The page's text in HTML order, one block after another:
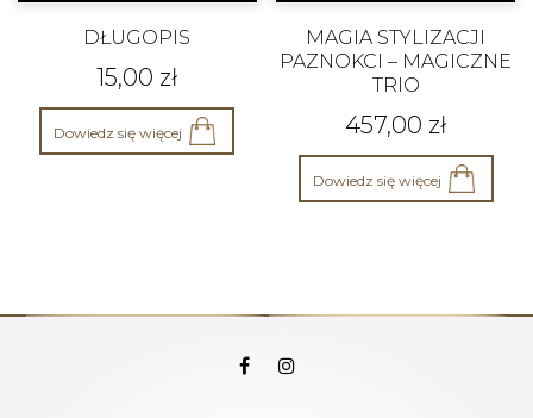
DŁUGOPIS
15,00 zł
Dowiedz się więcej
MAGIA STYLIZACJI
PAZNOKCI – MAGICZNE
TRIO
457,00 zł
Dowiedz się więcej